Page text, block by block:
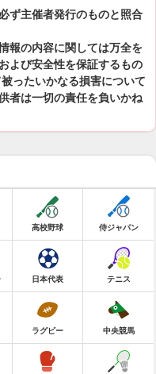
ず主催者発行のものと照合
報の内容に関しては万全を
よび安全性を保証するもの
ったいかなる損害について
者は一切の責任を負いかね
高校野球 侍ジャパン
日本代表 テニス
ラグビー 中央競馬